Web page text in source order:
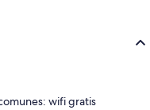
wifi gratis